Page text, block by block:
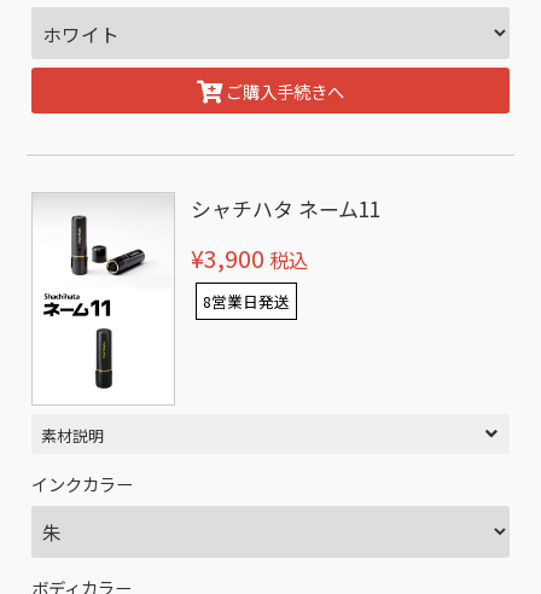
ご購入手続きへ
シャチハタ ネーム11
¥3,900 税込
8営業日発送
素材説明
インクカラー
ボディカラー